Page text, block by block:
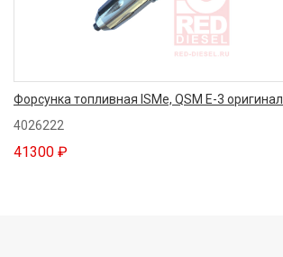
Форсунка топливная ISMe, QSM E-3 оригинал
4026222
41300 ₽